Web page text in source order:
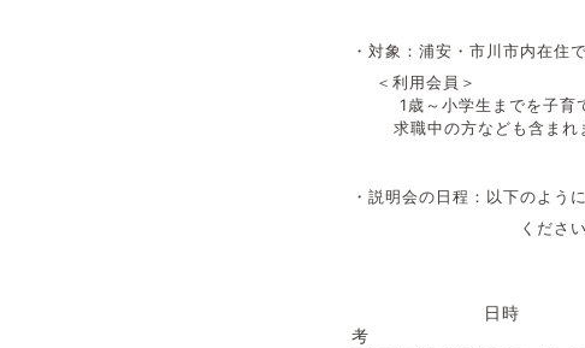
・対象：浦安・市川市内在住
＜利用会員＞
1歳～小学生までを子育て
求職中の方なども含まれま
・説明会の日程：以下のよう
ください。またお子
日
考